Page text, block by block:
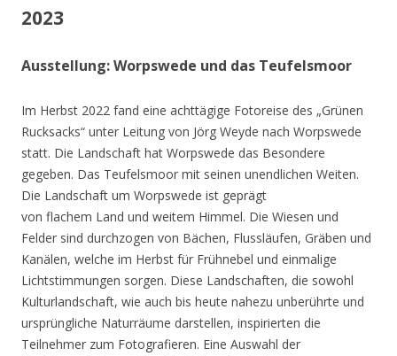
2023
Ausstellung: Worpswede und das Teufelsmoor
Im Herbst 2022 fand eine achttägige Fotoreise des „Grünen
Rucksacks“ unter Leitung von Jörg Weyde nach Worpswede
statt. Die Landschaft hat Worpswede das Besondere
gegeben. Das Teufelsmoor mit seinen unendlichen Weiten.
Die Landschaft um Worpswede ist geprägt
von flachem Land und weitem Himmel. Die Wiesen und
Felder sind durchzogen von Bächen, Flussläufen, Gräben und
Kanälen, welche im Herbst für Frühnebel und einmalige
Lichtstimmungen sorgen. Diese Landschaften, die sowohl
Kulturlandschaft, wie auch bis heute nahezu unberührte und
ursprüngliche Naturräume darstellen, inspirierten die
Teilnehmer zum Fotografieren. Eine Auswahl der